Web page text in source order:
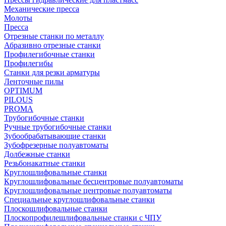
Механические пресса
Молоты
Пресса
Отрезные станки по металлу
Абразивно отрезные станки
Профилегибочные станки
Профилегибы
Станки для резки арматуры
Ленточные пилы
OPTIMUM
PILOUS
PROMA
Трубогибочные станки
Ручные трубогибочные станки
Зубообрабатывающие станки
Зубофрезерные полуавтоматы
Долбежные станки
Резьбонакатные станки
Круглошлифовальные станки
Круглошлифовальные бесцентровые полуавтоматы
Круглошлифовальные центровые полуавтоматы
Специальные круглошлифовальные станки
Плоскошлифовальные станки
Плоскопрофилешлифовальные станки с ЧПУ